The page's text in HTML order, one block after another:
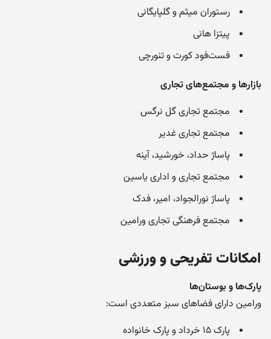
رستوران میثم و گلپایگانی
پیتزا هانی
فست‌فود کورت و تنورچی
بازارها و مجتمع‌های تجاری
مجتمع تجاری گل نرگس
مجتمع تجاری غدیر
پاساژ حداد، خورشید، آینه
مجتمع تجاری و اداری یاسین
پاساژ نورالجواد، امیر، فدک
مجتمع فرهنگی تجاری ورامین
امکانات تفریحی و ورزشی
پارک‌ها و بوستان‌ها
ورامین دارای فضاهای سبز متعددی است:
پارک ۱۵ خرداد و پارک خانواده